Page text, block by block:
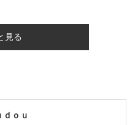
見る
ｏｕ